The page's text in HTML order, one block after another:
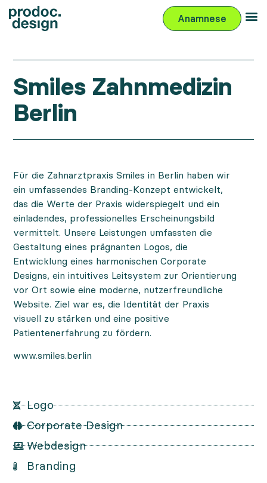
Anamnese
Smiles Zahnmedizin
Berlin
Für die Zahnarztpraxis Smiles in Berlin haben wir
ein umfassendes Branding-Konzept entwickelt,
das die Werte der Praxis widerspiegelt und ein
einladendes, professionelles Erscheinungsbild
vermittelt. Unsere Leistungen umfassten die
Gestaltung eines prägnanten Logos, die
Entwicklung eines harmonischen Corporate
Designs, ein intuitives Leitsystem zur Orientierung
vor Ort sowie eine moderne, nutzerfreundliche
Website. Ziel war es, die Identität der Praxis
visuell zu stärken und eine positive
Patientenerfahrung zu fördern.
www.smiles.berlin
Logo
Corporate Design
Webdesign
Branding